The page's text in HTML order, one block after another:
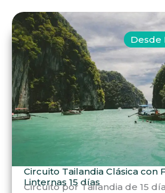
Desde
Circuito Tailandia Clásica con
Linternas 15 días
Circuito por Tailandia de 15